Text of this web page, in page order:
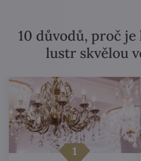
10 důvodů, proč
lustr skvělou